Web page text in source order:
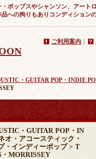
ポップスやシャンソン、アー
への拘りもありコンディション
ご利用案内
・GUITAR POP・INDIE
・GUITAR POP・IN
オ・アコースティック・
・インディーポップ > T
MORRISSEY